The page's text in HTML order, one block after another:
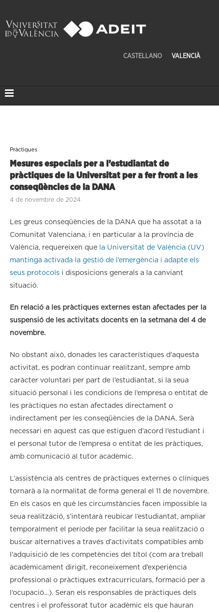
CASTELLANO VALENCIÀ
Pràctiques
Mesures especials per a l’estudiantat de
pràctiques de la Universitat per a fer front a les
conseqüències de la DANA
4 de novembre de 2024
Les greus conseqüències de la DANA que ha assotat a la
Comunitat Valenciana, i en particular a la província de
València, requereixen que la Universitat de València (UV)
mantinga activada la gestió de l’emergència i adapte els
seus protocols i disposicions generals a la canviant
situació.
En relació a les pràctiques externes estan afectades per la
suspensió de les activitats docents en la setmana del 4 de
novembre.
No obstant això, donades les característiques d’aquesta
activitat, es podran continuar realitzant, sempre amb
caràcter voluntari per part de l’estudiantat, si la seua
situació personal i les condicions de l’empresa o entitat de
les pràctiques no estan afectades directament o
indirectament per les conseqüències de la DANA. Serà
necessari en aquest cas que estiguen d’acord l’estudiant i
el personal tutor de l’empresa o entitat de les pràctiques,
amb comunicació al tutor acadèmic.
L’assistència als centres de pràctiques externes o clíniques
tornarà a la normalitat de forma general el 11 de novembre.
En els casos en què les circumstàncies facen impossible la
seua realització, s’intentarà reubicar l’estudiantat, ampliar
temporalment el període per facilitar la seua realització o
buscar alternatives a través d’activitats compatibles amb
l’adquisició de les competències del títol (com ara treball
acadèmicament dirigit, reconeixement d’experiència
professional o pràctiques extracurriculars, formació per a
l’ocupació…). Seran els responsables de pràctiques dels
centres i el professorat tutor acadèmic els que hauran